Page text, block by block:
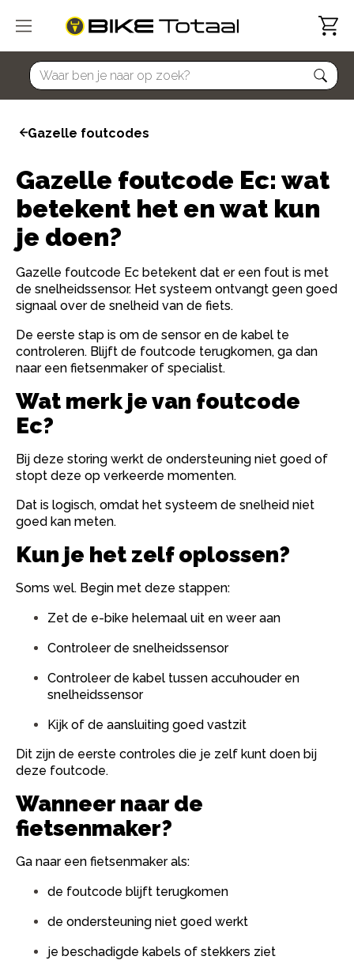
home
Gazelle foutcodes
Gazelle foutcode Ec: wat
betekent het en wat kun
je doen?
Gazelle foutcode Ec betekent dat er een fout is met
de snelheidssensor. Het systeem ontvangt geen goed
signaal over de snelheid van de fiets.
De eerste stap is om de sensor en de kabel te
controleren. Blijft de foutcode terugkomen, ga dan
naar een fietsenmaker of specialist.
Wat merk je van foutcode
Ec?
Bij deze storing werkt de ondersteuning niet goed of
stopt deze op verkeerde momenten.
Dat is logisch, omdat het systeem de snelheid niet
goed kan meten.
Kun je het zelf oplossen?
Soms wel. Begin met deze stappen:
Zet de e-bike helemaal uit en weer aan
Controleer de snelheidssensor
Controleer de kabel tussen accuhouder en
snelheidssensor
Kijk of de aansluiting goed vastzit
Dit zijn de eerste controles die je zelf kunt doen bij
deze foutcode.
Wanneer naar de
fietsenmaker?
Ga naar een fietsenmaker als:
de foutcode blijft terugkomen
de ondersteuning niet goed werkt
je beschadigde kabels of stekkers ziet